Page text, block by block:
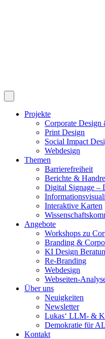
Projekte
Corporate Design
Print Design
Social Impact
Webdesign
Themen
Barrierefreiheit
Berichte &
Digital Signage –
Interaktive Karten
Angebote
Workshops zu
Branding &
KI Design
Re-Branding
Webdesign
Webseiten-
Über uns
Neuigkeiten
Newsletter
Lukas‘ LLM- &
Demokratie für
Kontakt